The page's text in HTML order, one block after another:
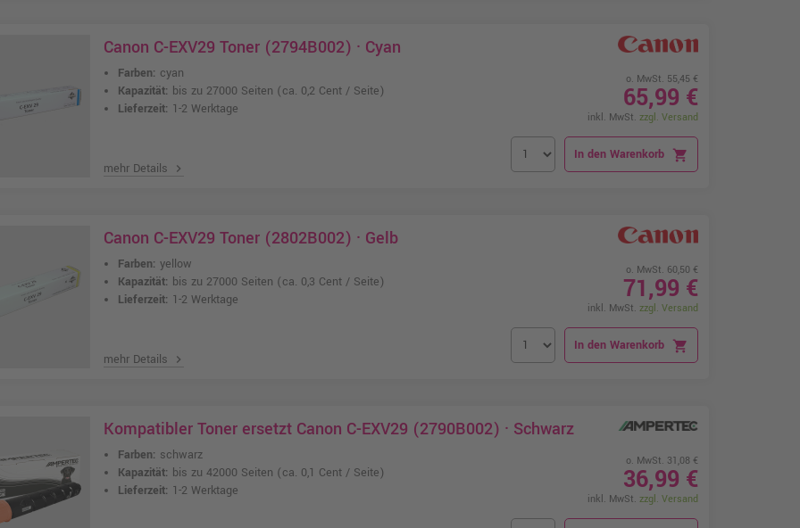
Canon C-EXV29 Toner (2794B002) · Cyan
Farben: cyan
Kapazität: bis zu 27000 Seiten (ca. 0,2 Cent / Seite)
Lieferzeit: 1-2 Werktage
mehr Details chevron_right
o. MwSt. 55,45 €
65,99 €
inkl. MwSt. zzgl. Versand
In den Warenkorb shopping_cart
Canon C-EXV29 Toner (2802B002) · Gelb
Farben: yellow
Kapazität: bis zu 27000 Seiten (ca. 0,3 Cent / Seite)
Lieferzeit: 1-2 Werktage
mehr Details chevron_right
o. MwSt. 60,50 €
71,99 €
inkl. MwSt. zzgl. Versand
In den Warenkorb shopping_cart
Kompatibler Toner ersetzt Canon C-EXV29 (2790B002) · Schwarz
Farben: schwarz
Kapazität: bis zu 42000 Seiten (ca. 0,1 Cent / Seite)
Lieferzeit: 1-2 Werktage
o. MwSt. 31,08 €
36,99 €
inkl. MwSt. zzgl. Versand